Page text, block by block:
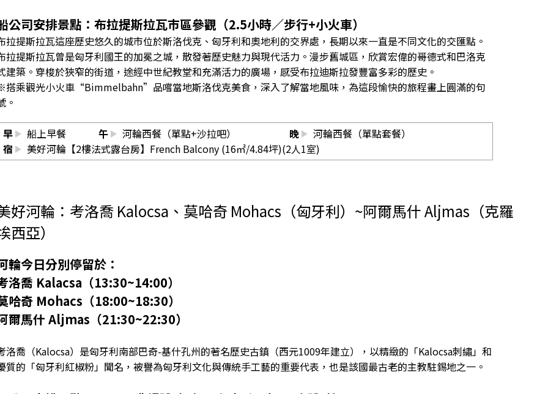
公司安排景點：布拉提斯拉瓦巿區參觀（2.5小時／步行+小火車）
拉提斯拉瓦這座歷史悠久的城市位於斯洛伐克、匈牙利和奧地利的交界處，長期以來一直是不同文化的交匯點。
拉提斯拉瓦曾是匈牙利國王的加冕之城，散發著歷史魅力與現代活力。漫步舊城區，欣賞宏偉的哥德式和巴洛克
建築。穿梭於狹窄的街道，途經中世紀教堂和充滿活力的廣場，感受布拉迪斯拉發豐富多彩的歷史。
乘觀光小火車“Bimmelbahn”品嚐當地斯洛伐克美食，深入了解當地風味，為這段愉快的旅程畫上圓滿的句
。
早 船上早餐 午 河輪西餐（單點+沙拉吧） 晚
河輪西餐（單點套餐）
宿
美好河輪【2樓法式露台房】French Balcony (16㎡/4.84坪)(2人1室)
好河輪：考洛喬 Kalocsa、莫哈奇 Mohacs（匈牙利）~阿爾馬什 Aljmas（克羅
西亞）
輪今日分別停留於：
洛喬 Kalacsa（13:30~14:00）
哈奇 Mohacs（18:00~18:30）
爾馬什 Aljmas（21:30~22:30）
洛喬（Kalocsa）是匈牙利南部巴奇-基什孔州的著名歷史古鎮（西元1009年建立），以精緻的「Kalocsa刺繡」和
質的「匈牙利紅椒粉」聞名，被譽為匈牙利文化與傳統手工藝的重要代表，也是該國最古老的主教駐錫地之一。